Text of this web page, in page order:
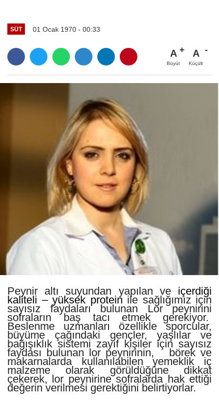
SÜT 01 Ocak 1970 - 00:33
A
Büyüt
A
Küçült
Peynir altı suyundan yapılan ve içerdiği
kaliteli – yüksek protein ile sağlığımız için
sayısız faydaları bulunan Lor peynirini
sofraların baş tacı etmek gerekiyor.
Beslenme uzmanları özellikle sporcular,
büyüme çağındaki gençler, yaşlılar ve
bağışıklık sistemi zayıf kişiler için sayısız
faydası bulunan lor peynirinin, börek ve
makarnalarda kullanılabilen yemeklik iç
malzeme olarak görüldüğüne dikkat
çekerek, lor peynirine sofralarda hak ettiği
değerin verilmesi gerektiğini belirtiyorlar.